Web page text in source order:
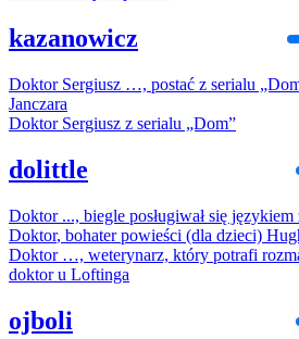
kazanowicz
DoktorSergiusz …, postać z serialu
Janczara
DoktorSergiusz z serialu „Dom”
dolittle
Doktor..., biegle posługiwał się językiem
Doktor, bohater powieści (dla dzieci)
Doktor…, weterynarz, który potrafi
doktoru Loftinga
ojboli